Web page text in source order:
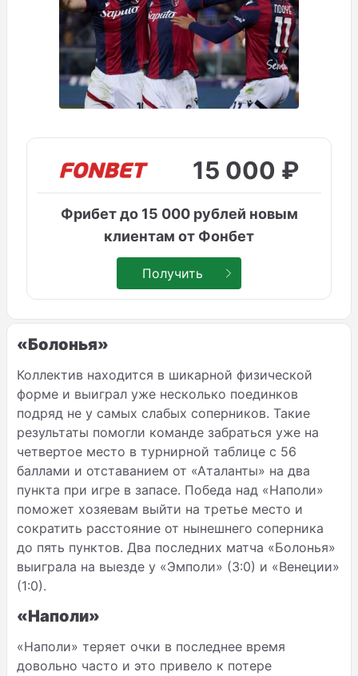
15 000 ₽
Фрибет до 15 000 рублей новым
клиентам от Фонбет
Получить
«Болонья»
Коллектив находится в шикарной физической
форме и выиграл уже несколько поединков
подряд не у самых слабых соперников. Такие
результаты помогли команде забраться уже на
четвертое место в турнирной таблице с 56
баллами и отставанием от «Аталанты» на два
пункта при игре в запасе. Победа над «Наполи»
поможет хозяевам выйти на третье место и
сократить расстояние от нынешнего соперника
до пять пунктов. Два последних матча «Болонья»
выиграла на выезде у «Эмполи» (3:0) и «Венеции»
(1:0).
«Наполи»
«Наполи» теряет очки в последнее время
довольно часто и это привело к потере